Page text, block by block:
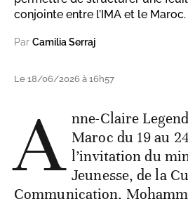
conjointe entre l’IMA et le Maroc.
Par Camilia Serraj
Le 18/06/2026 à 16h57
A nne-Claire
Maroc du 19 au
l’invitation du
Jeunesse, de la
Communication,